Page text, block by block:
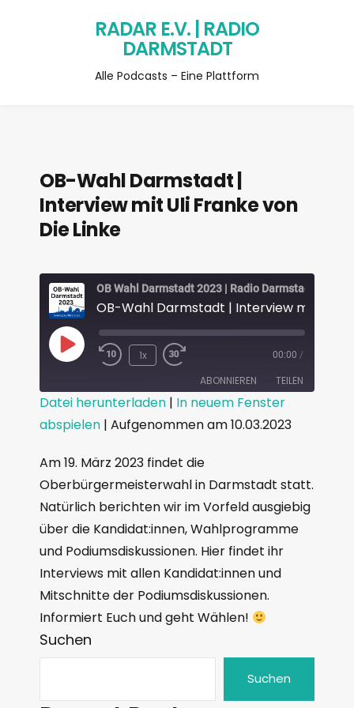
RADAR E.V. | RADIO
DARMSTADT
Alle Podcasts – Eine Plattform
OB-Wahl Darmstadt |
Interview mit Uli Franke von
Die Linke
OB Wahl Darmstadt 2023 | Radio Darmstadt
1x 00:00 /
ABONNIEREN TEILEN
RSS FEED
TEILEN
LINK
EMBED
Datei herunterladen | In neuem Fenster
abspielen | Aufgenommen am 10.03.2023
Am 19. März 2023 findet die
Oberbürgermeisterwahl in Darmstadt statt.
Natürlich berichten wir im Vorfeld ausgiebig
über die Kandidat:innen, Wahlprogramme
und Podiumsdiskussionen. Hier findet ihr
Interviews mit allen Kandidat:innen und
Mitschnitte der Podiumsdiskussionen.
Informiert Euch und geht Wählen!
Suchen
Suchen